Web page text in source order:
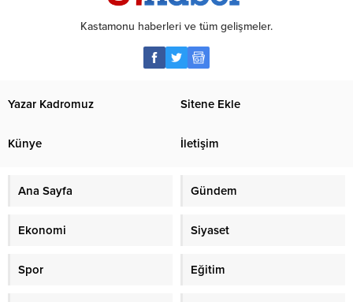
Kastamonu haberleri ve tüm gelişmeler.
Yazar Kadromuz Sitene Ekle
Künye İletişim
Ana Sayfa Gündem
Ekonomi Siyaset
Spor Eğitim